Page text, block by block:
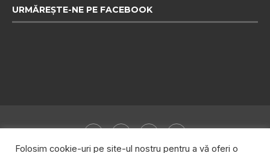
URMĂREȘTE-NE PE FACEBOOK
Folosim cookie-uri pe site-ul nostru pentru a vă oferi o